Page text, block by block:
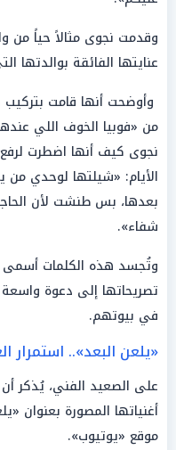
وقدمت نجوى مثالاً حياً من
عنايتها الفائقة بوالدتها التي
وأوضحت أنها قامت بتركيب
من «فوبيا الخوف اللي
نجوى كيف أنها اضطرت
الأيام: «شيلتها لوحدي
بعدها، بس طنشت لأن
شفاء».
وتُجسد هذه الكلمات أسمى
تصريحاتها إلى دعوة واسعة
في بيوتهم.
«يلعن البعد».. استمرار
على الصعيد الفني، يُذكر
أغنياتها المصورة بعنوان
موقع «يوتيوب».